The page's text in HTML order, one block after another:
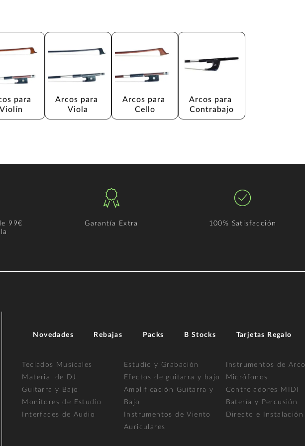
para
Arcos para
Viola
Arcos para
Cello
Arcos para
Contrabajo
99€
Garantía Extra 100% Satisfacción
Novedades Rebajas Packs B Stocks Tarjetas Regalo
Teclados Musicales
Material de DJ
Guitarra y Bajo
Monitores de Estudio
Interfaces de Audio
Estudio y Grabación
Efectos de guitarra y bajo
Amplificación Guitarra y
Bajo
Instrumentos de Viento
Auriculares
Instrumentos de Arco
Micrófonos
Controladores MIDI
Batería y Percusión
Directo e Instalación